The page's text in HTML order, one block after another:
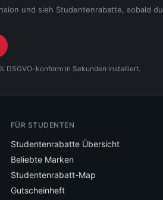
und sieh Studentenrabatte, sobald du
DSGVO-konform in Sekunden installiert.
FÜR STUDENTEN
Studentenrabatte Übersicht
Beliebte Marken
Studentenrabatt-Map
Gutscheinheft